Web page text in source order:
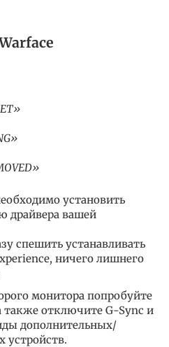
установить
драйвера вашей
спешить устанавливать
ничего лишнего
монитора попробуйте
также отключите G-Sync и
дополнительных/
устройств.